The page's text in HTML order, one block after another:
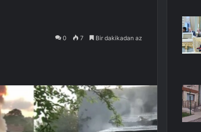
0 7 Bir dakikadan az